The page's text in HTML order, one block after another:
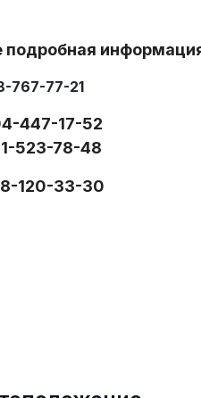
подробная
767-77-21
447-17-52
523-78-48
120-33-30